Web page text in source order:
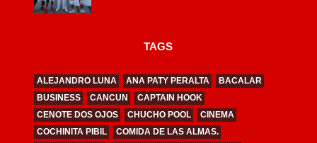
TAGS
ALEJANDRO LUNA ANA PATY PERALTA
BACALAR
BUSINESS
CANCUN
CAPTAIN HOOK
CENOTE DOS OJOS
CHUCHO POOL
CINEMA
COCHINITA PIBIL
COMIDA DE LAS ALMAS.